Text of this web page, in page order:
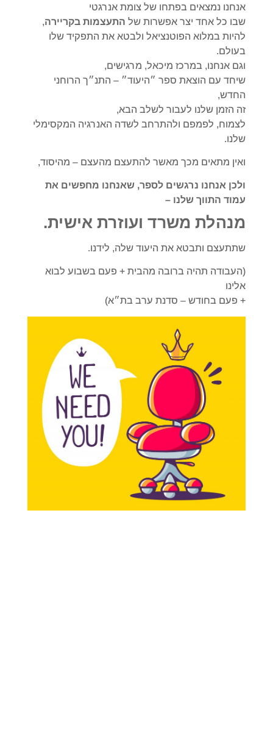
אנחנו נמצאים בפתחו של צומת אנרגטי
שבו כל אחד יצר אפשרות של התעצמות בקריירה,
להיות במלוא הפוטנציאל ולבטא את התפקיד שלו
בעולם.
וגם אנחנו, במרכז מיכאל, מרגישים,
שיחד עם הוצאת ספר ״היעוד״ – התנ״ך הרוחני
החדש,
זה הזמן שלנו לעבור לשלב הבא,
לצמוח, לפמפם ולהתרחב לשדה האנרגיה המקסימלי
שלנו.
ואין מתאים מכך מאשר להתעצם מהעצם – מהיסוד,
ולכן אנחנו נרגשים לספר, שאנחנו מחפשים את
עמוד התווך שלנו –
מנהלת משרד ועוזרת אישית.
שתתעצם ותבטא את היעוד שלה, לידנו.
(העבודה תהיה ברובה מהבית + פעם בשבוע לבוא
אלינו
+ פעם בחודש – סדנת ערב בת״א)